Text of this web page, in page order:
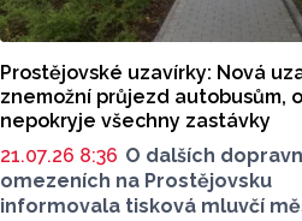
Prostějovské uzavírky: Nová
znemožní průjezd autobusům,
nepokryje všechny zastávky
21.07.26 8:36 O dalších
omezeních na Prostějovsku
informovala tisková mluvčí